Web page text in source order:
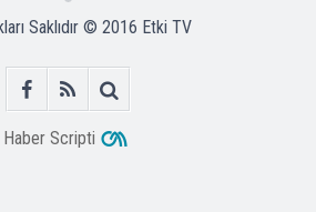
Saklıdır © 2016 Etki TV
Haber Scripti